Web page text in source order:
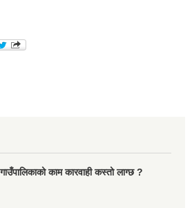
काम कारवाही कस्तो लाग्छ ?